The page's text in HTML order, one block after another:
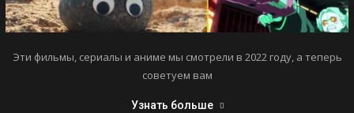
Эти фильмы, сериалы и аниме мы смотрели в 2022 году, а теперь
советуем вам
Узнать больше